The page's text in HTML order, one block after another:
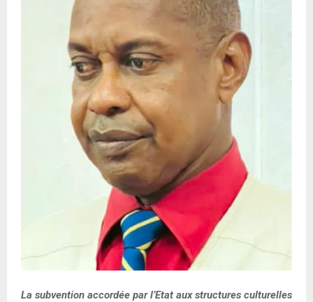
La subvention accordée par l’Etat aux structures culturelles